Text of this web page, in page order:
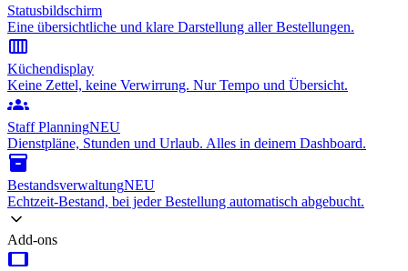
Statusbildschirm
Eine übersichtliche und klare Darstellung aller Bestellungen.
calendar_view_week
Küchendisplay
Keine Zettel, keine Verwirrung. Nur Tempo und Übersicht.
groups
Staff PlanningNEU
Dienstpläne, Stunden und Urlaub. Alles in deinem Dashboard.
inventory_2
BestandsverwaltungNEU
Echtzeit-Bestand, bei jeder Bestellung automatisch abgebucht.
Add-ons
tablet